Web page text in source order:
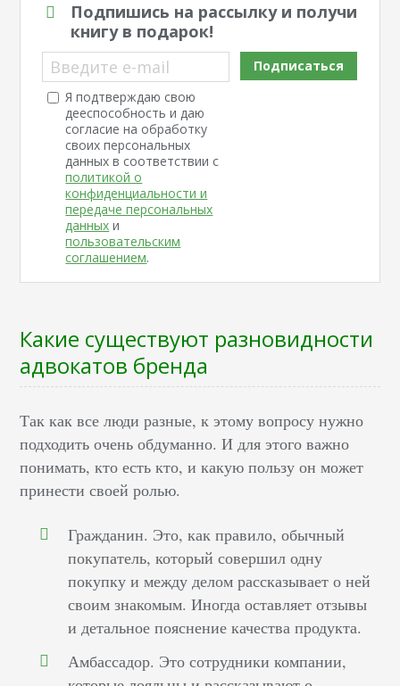
Подпишись на рассылку и получи
книгу в подарок!
Введите e-mail
Я подтверждаю свою
дееспособность и даю
согласие на обработку
своих персональных
данных в соответствии с
политикой о
конфиденциальности и
передаче персональных
данных и
пользовательским
соглашением.
Подписаться
Какие существуют разновидности
адвокатов бренда
Так как все люди разные, к этому вопросу нужно
подходить очень обдуманно. И для этого важно
понимать, кто есть кто, и какую пользу он может
принести своей ролью.
Гражданин. Это, как правило, обычный
покупатель, который совершил одну
покупку и между делом рассказывает о ней
своим знакомым. Иногда оставляет отзывы
и детальное пояснение качества продукта.
Амбассадор. Это сотрудники компании,